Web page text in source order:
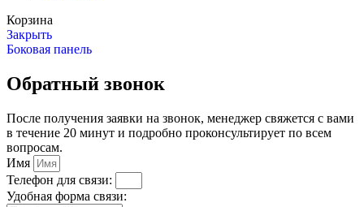
Корзина
Закрыть
Боковая панель
Обратный звонок
После получения заявки на звонок, менеджер свяжется с вами
в течение 20 минут и подробно проконсультирует по всем
вопросам.
Имя
Телефон для связи:
Удобная форма связи: